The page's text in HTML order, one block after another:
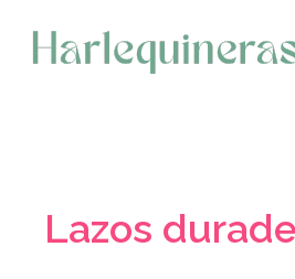
contenido
Lazos